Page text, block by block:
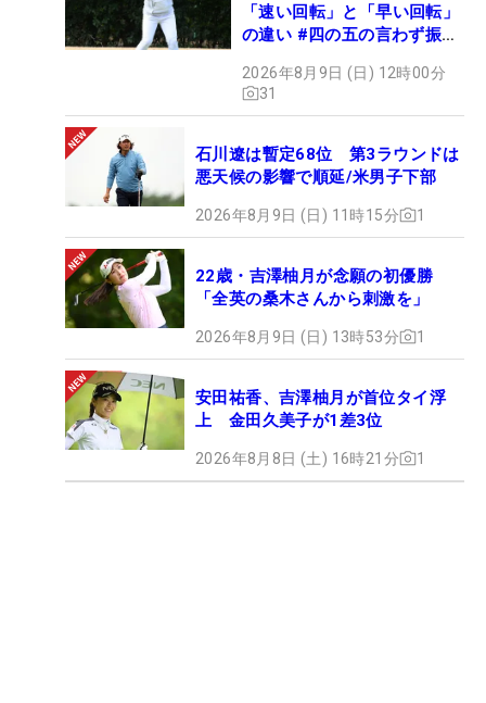
「速い回転」と「早い回転」
の違い #四の五の言わず振り
2026年8月9日 (日) 12時00分
31
石川遼は暫定68位 第3ラウンドは
悪天候の影響で順延/米男子下部
2026年8月9日 (日) 11時15分 1
22歳・吉澤柚月が念願の初優勝
「全英の桑木さんから刺激を」
2026年8月9日 (日) 13時53分 1
安田祐香、吉澤柚月が首位タイ浮
上 金田久美子が1差3位
2026年8月8日 (土) 16時21分 1